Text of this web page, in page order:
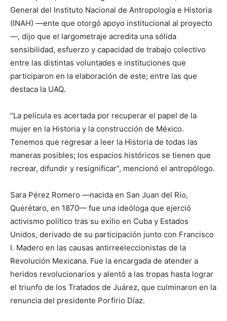
General del Instituto Nacional de Antropología e Historia
(INAH) —ente que otorgó apoyo institucional al proyecto
—, dijo que el largometraje acredita una sólida
sensibilidad, esfuerzo y capacidad de trabajo colectivo
entre las distintas voluntades e instituciones que
participaron en la elaboración de este; entre las que
destaca la UAQ.
“La película es acertada por recuperar el papel de la
mujer en la Historia y la construcción de México.
Tenemos que regresar a leer la Historia de todas las
maneras posibles; los espacios históricos se tienen que
recrear, difundir y resignificar”, mencionó el antropólogo.
Sara Pérez Romero —nacida en San Juan del Río,
Querétaro, en 1870— fue una ideóloga que ejerció
activismo político tras su exilio en Cuba y Estados
Unidos, derivado de su participación junto con Francisco
I. Madero en las causas antirreeleccionistas de la
Revolución Mexicana. Fue la encargada de atender a
heridos revolucionarios y alentó a las tropas hasta lograr
el triunfo de los Tratados de Juárez, que culminaron en la
renuncia del presidente Porfirio Díaz.